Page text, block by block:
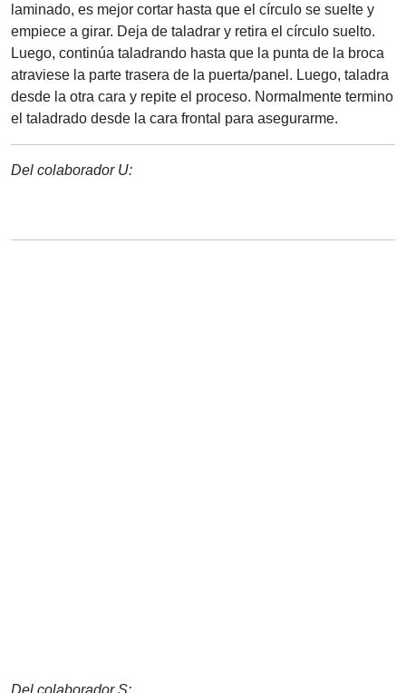
laminado, es mejor cortar hasta que el círculo se suelte y
empiece a girar. Deja de taladrar y retira el círculo suelto.
Luego, continúa taladrando hasta que la punta de la broca
atraviese la parte trasera de la puerta/panel. Luego, taladra
desde la otra cara y repite el proceso. Normalmente termino
el taladrado desde la cara frontal para asegurarme.
Del colaborador U:
Del colaborador S: